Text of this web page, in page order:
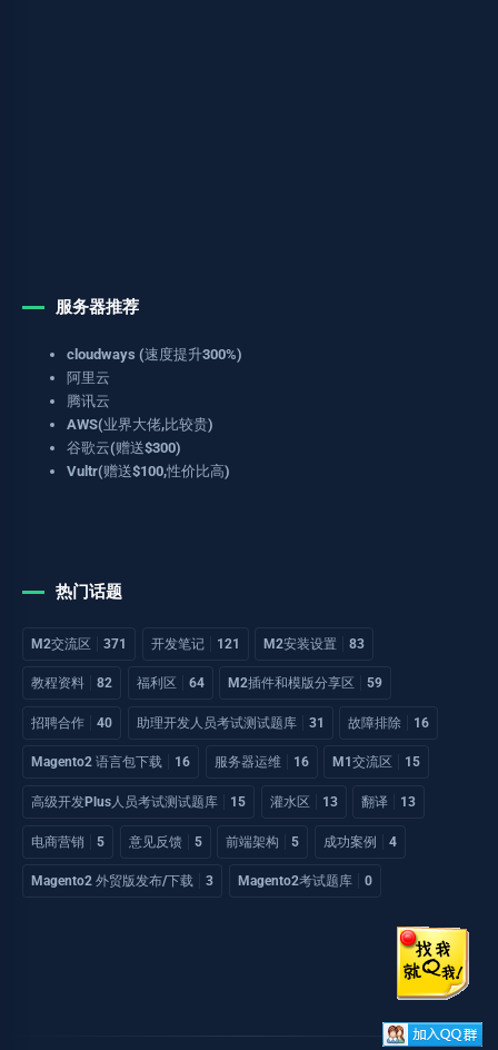
服务器推荐
cloudways (速度提升300%)
阿里云
腾讯云
AWS(业界大佬,比较贵)
谷歌云(赠送$300)
Vultr(赠送$100,性价比高)
热门话题
M2交流区 371 开发笔记 121 M2安装设置 83
教程资料 82 福利区 64 M2插件和模版分享区 59
招聘合作 40 助理开发人员考试测试题库 31 故障排除 16
Magento2 语言包下载 16 服务器运维 16 M1交流区 15
高级开发Plus人员考试测试题库 15 灌水区 13 翻译 13
电商营销 5 意见反馈 5 前端架构 5 成功案例 4
Magento2 外贸版发布/下载 3 Magento2考试题库 0